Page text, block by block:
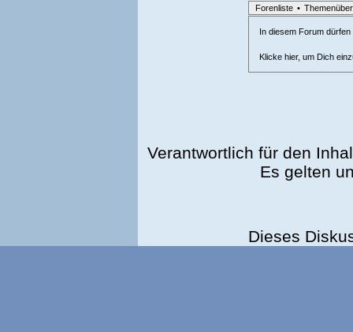
Forenliste •
In diesem Forum
Klicke hier, um Dich
Verantwortlich für den
Es gelten
Dieses